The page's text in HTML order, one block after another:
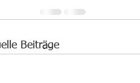
Beiträge